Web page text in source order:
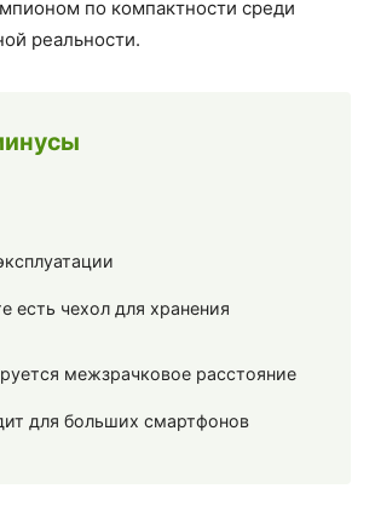
по компактности среди
реальности.
есть чехол для хранения
межзрачковое расстояние
для больших смартфонов